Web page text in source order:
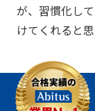
が、習慣化し
けてくれると思